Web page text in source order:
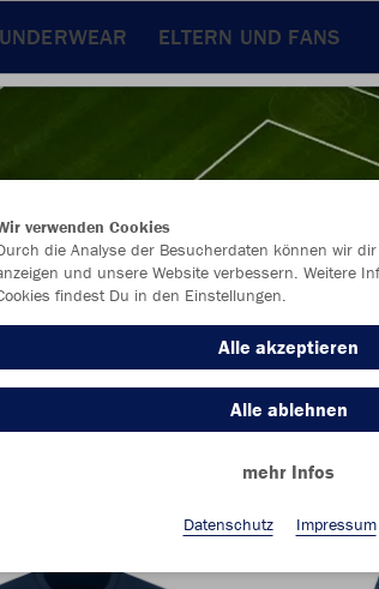
UNDERWEAR ELTERN UND FANS
verwenden Cookies
die Analyse der Besucherdaten können wir
und unsere Website verbessern. Weitere
findest Du in den Einstellungen.
Alle akzeptieren
Alle ablehnen
mehr Infos
Datenschutz Impressum